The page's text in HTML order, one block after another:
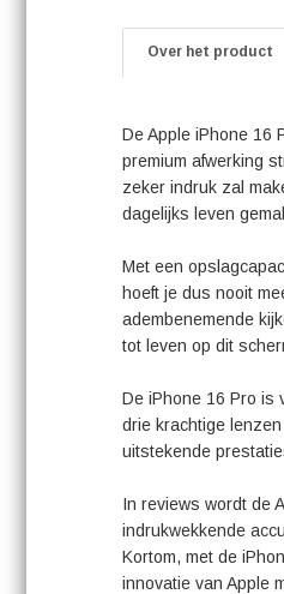
Over het product
De Apple iPhone 16
premium afwerking
zeker indruk zal
dagelijks leven
Met een
hoeft je dus nooit
adembenemende
tot leven op dit
De iPhone 16 Pro is
drie krachtige
uitstekende
In reviews wordt de
indrukwekkende
Kortom, met de
innovatie van Apple